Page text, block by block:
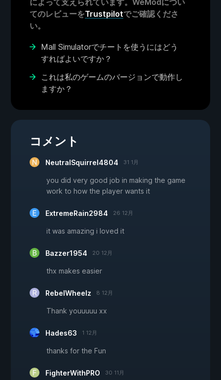
によって支えられています。WeModについ
てのレビューをTrustpilotでご確認くださ
い。
Mall Simulatorでチートを使うにはどう
すればよいですか？
これは私のゲームのバージョンで動作し
ますか？
コメント
NeutralSquirrel4804 31 1月
you did very good job in making the game
work to how the player wants it
ExtremeRain2984 26 12月
it was amazing i loved it
Bazzer1954 20 12月
thx makes easier
RebelWheelz 8 12月
Thank youuuuu xx
Hades63 1 12月
thanks for the Fun
FighterWithPRO 30 11月